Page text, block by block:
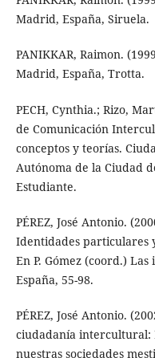
Madrid, España, Siruela.
PANIKKAR, Raimon.
Madrid, España, Trotta.
PECH, Cynthia.; Rizo,
de Comunicación
conceptos y teorías.
Autónoma de la Ciudad
Estudiante.
PÉREZ, José Antonio.
Identidades particulares
En P. Gómez (coord.)
España, 55-98.
PÉREZ, José Antonio.
ciudadanía intercultural:
nuestras sociedades